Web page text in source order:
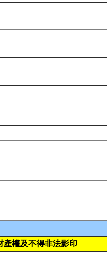
產權及不得非法影印